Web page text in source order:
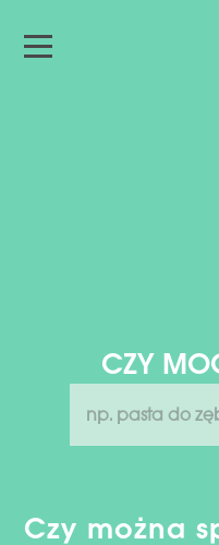
CZY
Czy można